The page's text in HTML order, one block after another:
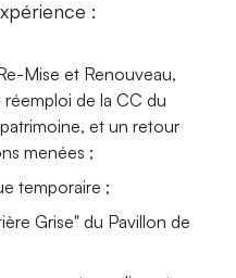
:
Mise et Renouveau,
de la CC du
et un retour
menées ;
temporaire ;
Grise" du Pavillon de